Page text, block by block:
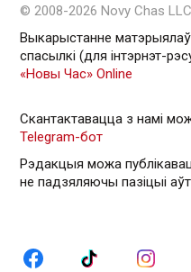
© 2008-2026 Novy Chas LLC
Выкарыстанне
спасылкі (для інтэрнэт-
«Новы Час» Online
Скантактавацца з намі
Telegram-бот
Рэдакцыя можа
не падзяляючы пазіцыі